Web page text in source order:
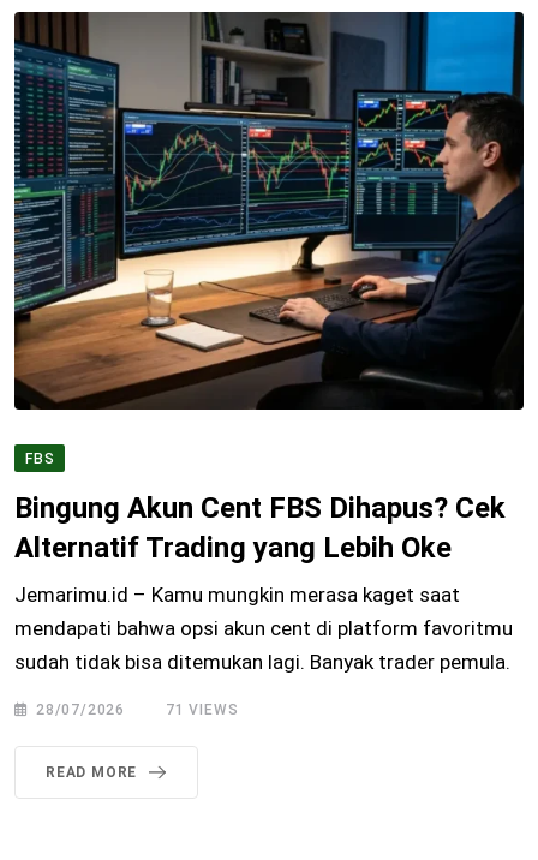
FBS
Bingung Akun Cent FBS Dihapus? Cek
Alternatif Trading yang Lebih Oke
Jemarimu.id – Kamu mungkin merasa kaget saat
mendapati bahwa opsi akun cent di platform favoritmu
sudah tidak bisa ditemukan lagi. Banyak trader pemula.
28/07/2026 71 VIEWS
READ MORE